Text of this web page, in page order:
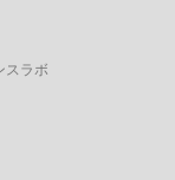
スラボ